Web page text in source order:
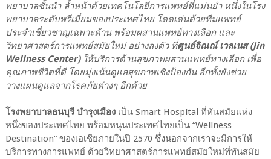
พยาบาลชั้นนำ ล้ำหน้าด้วยเทคโนโลยีการแพทย์ที่แม่นยำ หนึ่งในโรง
พยาบาลระดับพรีเมี่ยมของประเทศไทย โดดเด่นด้วยทีมแพทย์
ประจำเชี่ยวชาญเฉพาะด้าน พร้อมผสานแพทย์ทางเลือก และ
วิทยาศาสตร์การแพทย์สมัยใหม่ อย่างลงตัว ที่ศูนย์จิณณ์ เวลเนส (Jin
Wellness Center)ให้บริการด้านสุขภาพผสานแพทย์ทางเลือก เพื่อ
คุณภาพชีวิตที่ดี โดยมุ่งเน้นดูแลสุขภาพเชิงป้องกัน อีกทั้งยังช่วย
วางแผนดูแลจากโรคภัยต่างๆ อีกด้วย
โรงพยาบาลธนบุรี บำรุงเมืองเป็น Smart Hospital ที่ทันสมัยแห่ง
หนึ่งของประเทศไทย พร้อมหนุนประเทศไทยเป็น “Wellness
Destination” ของเอเชียภายในปี 2570 ซึ่งนอกจากเราจะมีการให้
บริการทางการแพทย์ ด้วยวิทยาศาสตร์การแพทย์สมัยใหม่ที่ทันสมัย